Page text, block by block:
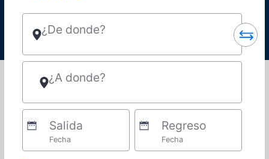
¿De donde?
¿A donde?
Salida
Fecha
Regreso
Fecha